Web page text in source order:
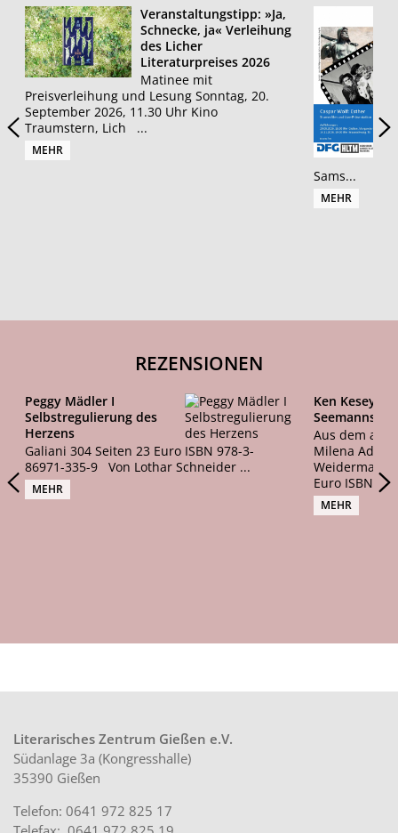
Veranstaltungstipp: »Ja,
Schnecke, ja« Verleihung
des Licher
Literaturpreises 2026
Matinee mit
Preisverleihung und Lesung Sonntag, 20.
September 2026, 11.30 Uhr Kino
Traumstern, Lich ...
MEHR
Sams...
MEHR
REZENSIONEN
Peggy Mädler I
Selbstregulierung des
Herzens
Galiani 304 Seiten 23 Euro ISBN 978-3-
86971-335-9 Von Lothar Schneider ...
MEHR
Ken Kesey I
Seemannslied
Aus dem
Milena
Weidermann.
Euro ISBN
MEHR
Literarisches Zentrum Gießen e.V.
Südanlage 3a (Kongresshalle)
35390 Gießen
Telefon: 0641 972 825 17